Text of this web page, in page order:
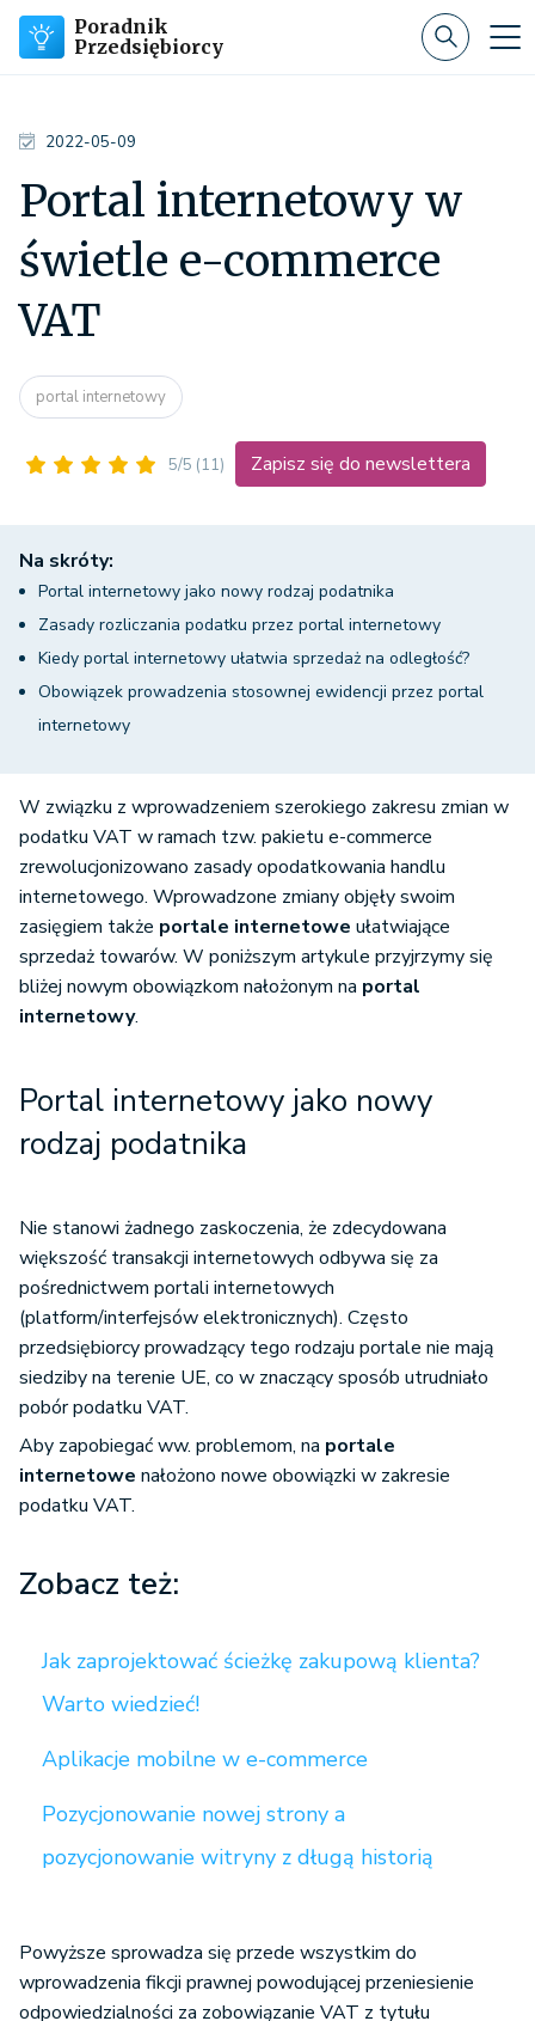
Poradnik
Przedsiębiorcy
2022-05-09
Portal internetowy w
świetle e-commerce
VAT
portal internetowy
5/5 (11) Zapisz się do newslettera
Na skróty:
Portal internetowy jako nowy rodzaj podatnika
Zasady rozliczania podatku przez portal internetowy
Kiedy portal internetowy ułatwia sprzedaż na odległość?
Obowiązek prowadzenia stosownej ewidencji przez portal
internetowy
W związku z wprowadzeniem szerokiego zakresu zmian w
podatku VAT w ramach tzw. pakietu e-commerce
zrewolucjonizowano zasady opodatkowania handlu
internetowego. Wprowadzone zmiany objęły swoim
zasięgiem także portale internetowe ułatwiające
sprzedaż towarów. W poniższym artykule przyjrzymy się
bliżej nowym obowiązkom nałożonym na portal
internetowy.
Portal internetowy jako nowy
rodzaj podatnika
Nie stanowi żadnego zaskoczenia, że zdecydowana
większość transakcji internetowych odbywa się za
pośrednictwem portali internetowych
(platform/interfejsów elektronicznych). Często
przedsiębiorcy prowadzący tego rodzaju portale nie mają
siedziby na terenie UE, co w znaczący sposób utrudniało
pobór podatku VAT.
Aby zapobiegać ww. problemom, na portale
internetowe nałożono nowe obowiązki w zakresie
podatku VAT.
Zobacz też:
Jak zaprojektować ścieżkę zakupową klienta?
Warto wiedzieć!
Aplikacje mobilne w e-commerce
Pozycjonowanie nowej strony a
pozycjonowanie witryny z długą historią
Powyższe sprowadza się przede wszystkim do
wprowadzenia fikcji prawnej powodującej przeniesienie
odpowiedzialności za zobowiązanie VAT z tytułu